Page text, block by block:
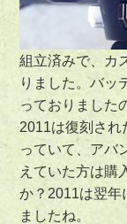
組立済みで、カ
りました。バッ
っておりました
2011は復刻され
っていて、アバ
えていた方は購
か？2011は翌年
ましたね。